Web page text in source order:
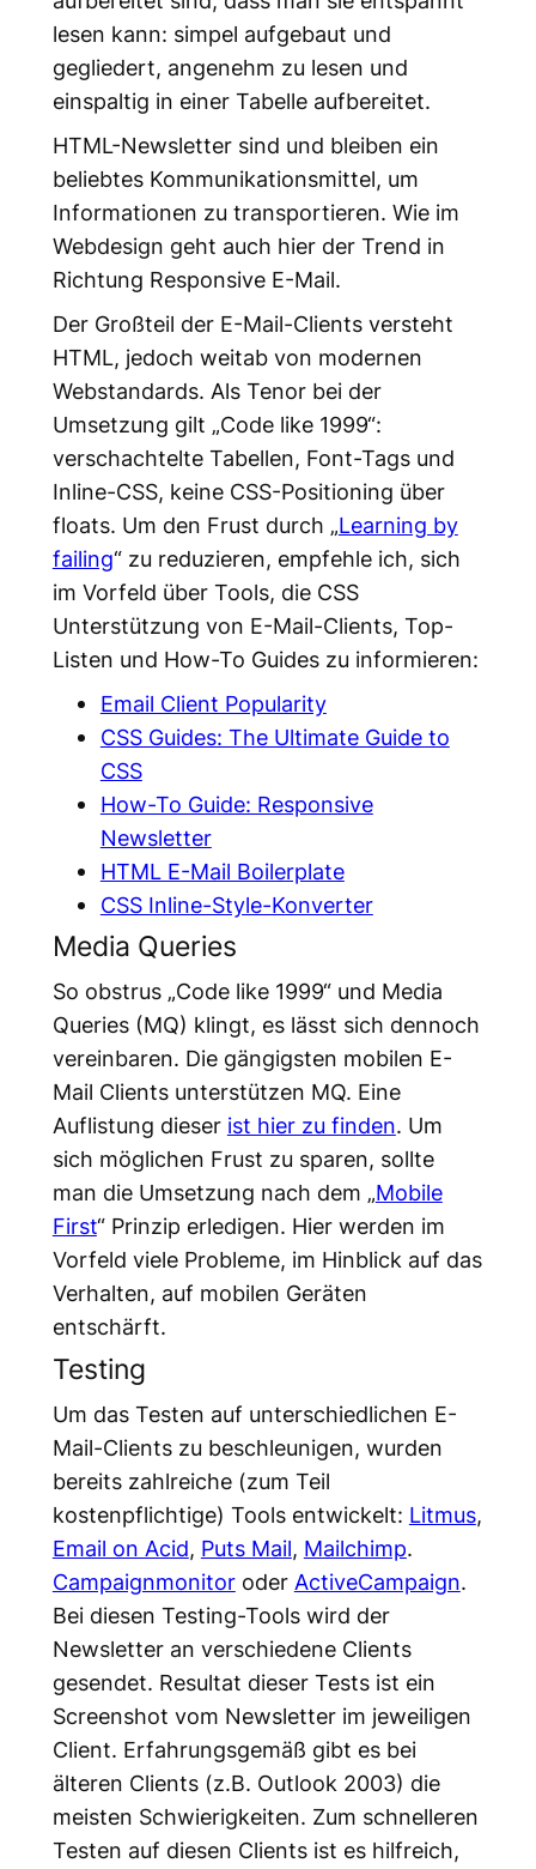
lesen kann: simpel aufgebaut und
gegliedert, angenehm zu lesen und
einspaltig in einer Tabelle aufbereitet.
HTML-Newsletter sind und bleiben ein
beliebtes Kommunikationsmittel, um
Informationen zu transportieren. Wie im
Webdesign geht auch hier der Trend in
Richtung Responsive E-Mail.
Der Großteil der E-Mail-Clients versteht
HTML, jedoch weitab von modernen
Webstandards. Als Tenor bei der
Umsetzung gilt „Code like 1999“:
verschachtelte Tabellen, Font-Tags und
Inline-CSS, keine CSS-Positioning über
floats. Um den Frust durch „Learning by
failing“ zu reduzieren, empfehle ich, sich
im Vorfeld über Tools, die CSS
Unterstützung von E-Mail-Clients, Top-
Listen und How-To Guides zu informieren:
Email Client Popularity
CSS Guides: The Ultimate Guide to
CSS
How-To Guide: Responsive
Newsletter
HTML E-Mail Boilerplate
CSS Inline-Style-Konverter
Media Queries
So obstrus „Code like 1999“ und Media
Queries (MQ) klingt, es lässt sich dennoch
vereinbaren. Die gängigsten mobilen E-
Mail Clients unterstützen MQ. Eine
Auflistung dieser ist hier zu finden. Um
sich möglichen Frust zu sparen, sollte
man die Umsetzung nach dem „Mobile
First“ Prinzip erledigen. Hier werden im
Vorfeld viele Probleme, im Hinblick auf das
Verhalten, auf mobilen Geräten
entschärft.
Testing
Um das Testen auf unterschiedlichen E-
Mail-Clients zu beschleunigen, wurden
bereits zahlreiche (zum Teil
kostenpflichtige) Tools entwickelt: Litmus,
Email on Acid, Puts Mail, Mailchimp.
Campaignmonitoroder ActiveCampaign.
Bei diesen Testing-Tools wird der
Newsletter an verschiedene Clients
gesendet. Resultat dieser Tests ist ein
Screenshot vom Newsletter im jeweiligen
Client. Erfahrungsgemäß gibt es bei
älteren Clients (z.B. Outlook 2003) die
meisten Schwierigkeiten. Zum schnelleren
Testen auf diesen Clients ist es hilfreich,